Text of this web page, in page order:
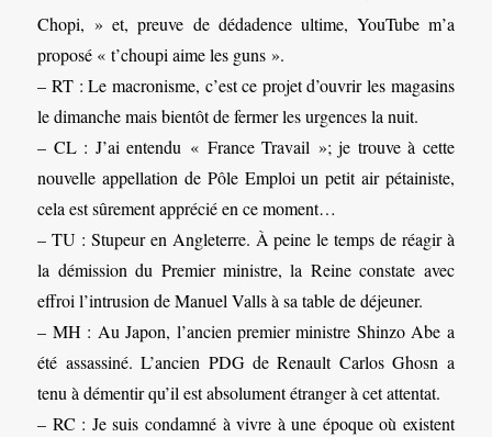
Chopi, » et, preuve de dédadence ultime, YouTube m’a
proposé « t’choupi aime les guns ».
– RT : Le macronisme, c’est ce projet d’ouvrir les magasins
le dimanche mais bientôt de fermer les urgences la nuit.
– CL : J’ai entendu « France Travail »; je trouve à cette
nouvelle appellation de Pôle Emploi un petit air pétainiste,
cela est sûrement apprécié en ce moment…
– TU : Stupeur en Angleterre. À peine le temps de réagir à
la démission du Premier ministre, la Reine constate avec
effroi l’intrusion de Manuel Valls à sa table de déjeuner.
– MH : Au Japon, l’ancien premier ministre Shinzo Abe a
été assassiné. L’ancien PDG de Renault Carlos Ghosn a
tenu à démentir qu’il est absolument étranger à cet attentat.
– RC : Je suis condamné à vivre à une époque où existent